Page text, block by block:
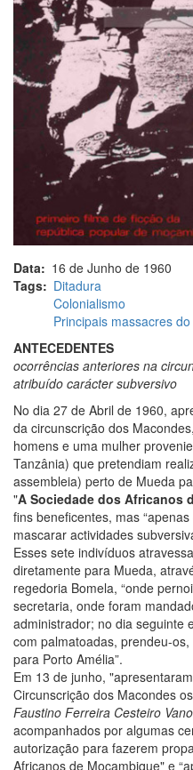
Data
16 de Junho de 1960
Tags
Ditadura
Colonialismo
Principais massacres
ANTECEDENTES
ocorrências anteriores na
atribuído carácter subversivo
No dia 27 de Abril de 1960,
da circunscrição dos
homens e uma mulher
Tanzânia) que pretendiam
assembleia) perto de Mueda
"A Sociedade dos Africanos
fins beneficentes, mas
mascarar actividades
Esses sete indivíduos
diretamente para Mueda,
regedoria Bomela, “onde
secretaria, onde foram
administrador; no dia seguinte
com palmatoadas, prendeu-
para Porto Amélia”.
Em 13 de junho,
Circunscrição dos Macondes
Faustino Ferreira Cesteiro
acompanhados por algumas
autorização para fazerem
Africanos de Moçambique" e